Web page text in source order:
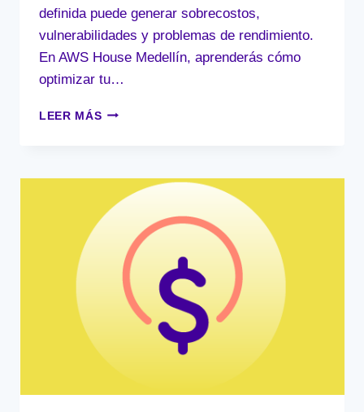
definida puede generar sobrecostos,
vulnerabilidades y problemas de rendimiento.
En AWS House Medellín, aprenderás cómo
optimizar tu…
LEER MÁSLAS
TU
DIGITAL
NATIVE
BUSINESS
CON
UNA
INFRAESTRUCTURA
CLOUD
EFICIENTE